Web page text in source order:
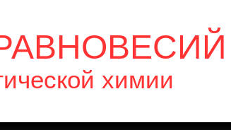
химии
м-
красная
красная -